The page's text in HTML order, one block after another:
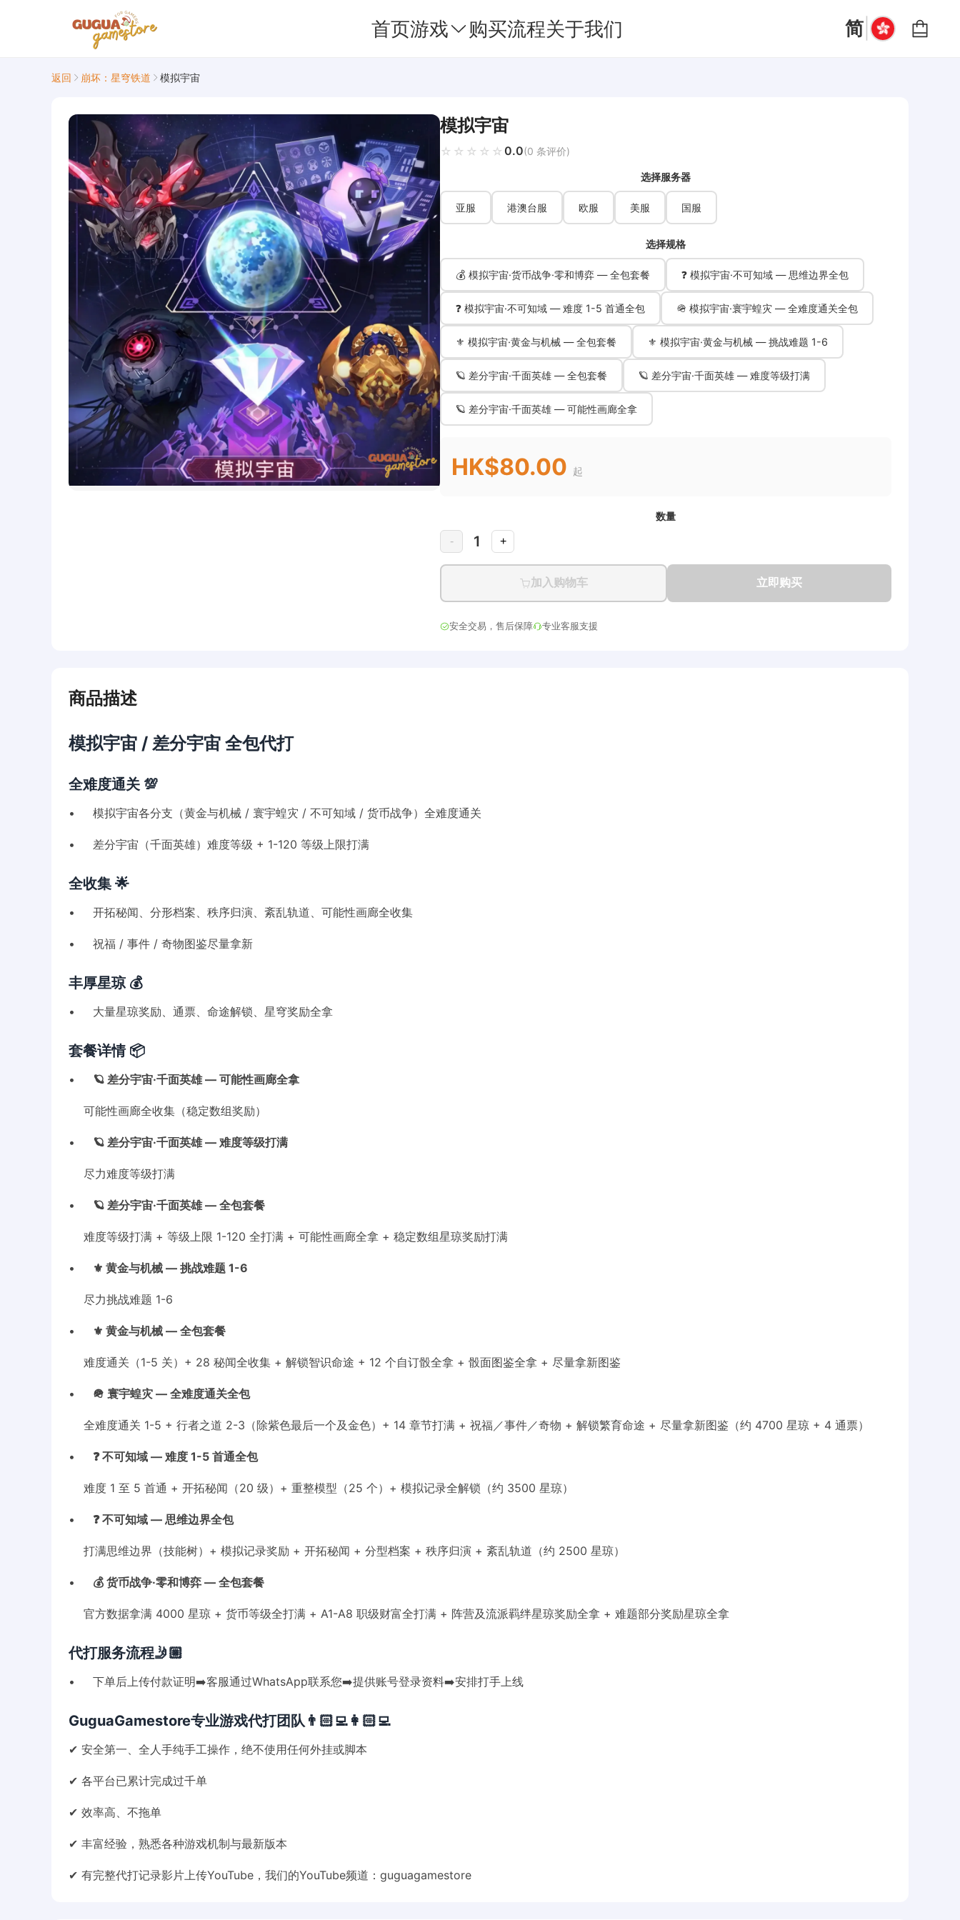
首页游戏 购买流程关于我们 简 |
返回 崩坏：星穹铁道 模拟宇宙
模拟宇宙
☆☆☆☆☆
★★★★★ 0.0(0 条评价)
选择服务器
亚服 港澳台服 欧服 美服 国服
选择规格
💰 模拟宇宙·货币战争·零和博弈 — 全包套餐 ❓ 模拟宇宙·不可知域 — 思维边界全包
❓ 模拟宇宙·不可知域 — 难度 1-5 首通全包 🪖 模拟宇宙·寰宇蝗灾 — 全难度通关全包
⚜️ 模拟宇宙·黄金与机械 — 全包套餐 ⚜️ 模拟宇宙·黄金与机械 — 挑战难题 1-6
🪐 差分宇宙·千面英雄 — 全包套餐 🪐 差分宇宙·千面英雄 — 难度等级打满
🪐 差分宇宙·千面英雄 — 可能性画廊全拿
HK$80.00 起
数量
- 1 +
加入购物车 立即购买
安全交易，售后保障 专业客服支援
商品描述
模拟宇宙 / 差分宇宙 全包代打
全难度通关 💯
• 模拟宇宙各分支（黄金与机械 / 寰宇蝗灾 / 不可知域 / 货币战争）全难度通关
• 差分宇宙（千面英雄）难度等级 + 1-120 等级上限打满
全收集 🌟
• 开拓秘闻、分形档案、秩序归演、紊乱轨道、可能性画廊全收集
• 祝福 / 事件 / 奇物图鉴尽量拿新
丰厚星琼 💰
• 大量星琼奖励、通票、命途解锁、星穹奖励全拿
套餐详情 📦
• 🪐 差分宇宙·千面英雄 — 可能性画廊全拿
可能性画廊全收集（稳定数组奖励）
• 🪐 差分宇宙·千面英雄 — 难度等级打满
尽力难度等级打满
• 🪐 差分宇宙·千面英雄 — 全包套餐
难度等级打满 + 等级上限 1-120 全打满 + 可能性画廊全拿 + 稳定数组星琼奖励打满
• ⚜️ 黄金与机械 — 挑战难题 1-6
尽力挑战难题 1-6
• ⚜️ 黄金与机械 — 全包套餐
难度通关（1-5 关）+ 28 秘闻全收集 + 解锁智识命途 + 12 个自订骰全拿 + 骰面图鉴全拿 + 尽量拿新图鉴
• 🪖 寰宇蝗灾 — 全难度通关全包
全难度通关 1-5 + 行者之道 2-3（除紫色最后一个及金色）+ 14 章节打满 + 祝福／事件／奇物 + 解锁繁育命途 + 尽量拿新图鉴（约 4700 星琼 + 4 通票）
• ❓ 不可知域 — 难度 1-5 首通全包
难度 1 至 5 首通 + 开拓秘闻（20 级）+ 重整模型（25 个）+ 模拟记录全解锁（约 3500 星琼）
• ❓ 不可知域 — 思维边界全包
打满思维边界（技能树）+ 模拟记录奖励 + 开拓秘闻 + 分型档案 + 秩序归演 + 紊乱轨道（约 2500 星琼）
• 💰 货币战争·零和博弈 — 全包套餐
官方数据拿满 4000 星琼 + 货币等级全打满 + A1-A8 职级财富全打满 + 阵营及流派羁绊星琼奖励全拿 + 难题部分奖励星琼全拿
代打服务流程🤳🏼
• 下单后上传付款证明➡️客服通过WhatsApp联系您➡️提供账号登录资料➡️安排打手上线
GuguaGamestore专业游戏代打团队👨🏻‍💻👩🏻‍💻
✔ 安全第一、全人手纯手工操作，绝不使用任何外挂或脚本
✔ 各平台已累计完成过千单
✔ 效率高、不拖单
✔ 丰富经验，熟悉各种游戏机制与最新版本
✔ 有完整代打记录影片上传YouTube，我们的YouTube频道： guguagamestore